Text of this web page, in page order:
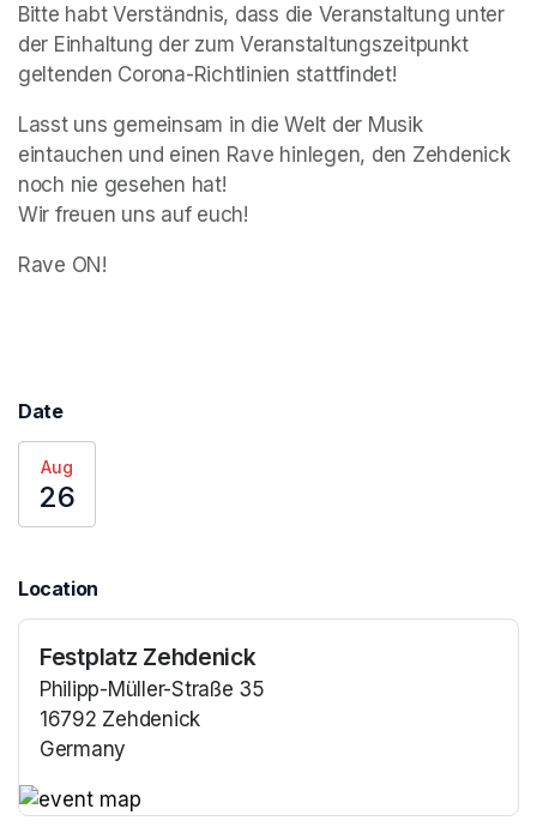
Bitte habt Verständnis, dass die Veranstaltung unter
der Einhaltung der zum Veranstaltungszeitpunkt
geltenden Corona-Richtlinien stattfindet!
Lasst uns gemeinsam in die Welt der Musik
eintauchen und einen Rave hinlegen, den Zehdenick
noch nie gesehen hat!
Wir freuen uns auf euch!
Rave ON!
Date
Aug
26
Location
Festplatz Zehdenick
Philipp-Müller-Straße 35
16792 Zehdenick
Germany